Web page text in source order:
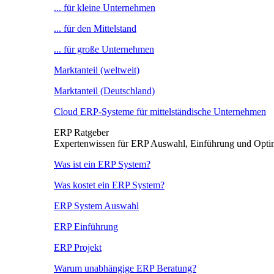
... für kleine Unternehmen
... für den Mittelstand
... für große Unternehmen
Marktanteil (weltweit)
Marktanteil (Deutschland)
Cloud ERP-Systeme für mittelständische Unternehmen
ERP Ratgeber
Expertenwissen für ERP Auswahl, Einführung und
Was ist ein ERP System?
Was kostet ein ERP System?
ERP System Auswahl
ERP Einführung
ERP Projekt
Warum unabhängige ERP Beratung?